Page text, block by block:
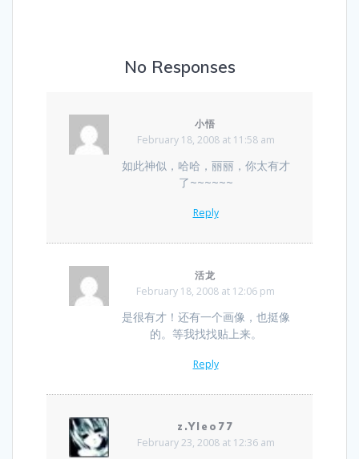
No Responses
小悟
February 18, 2008 at 11:58 am
如此神似，哈哈，丽丽，你太有才
了~~~~~~
Reply
活龙
February 18, 2008 at 12:06 pm
是很有才！还有一个画像，也挺像
的。等我找找贴上来。
Reply
z.Yleo77
February 23, 2008 at 12:36 am